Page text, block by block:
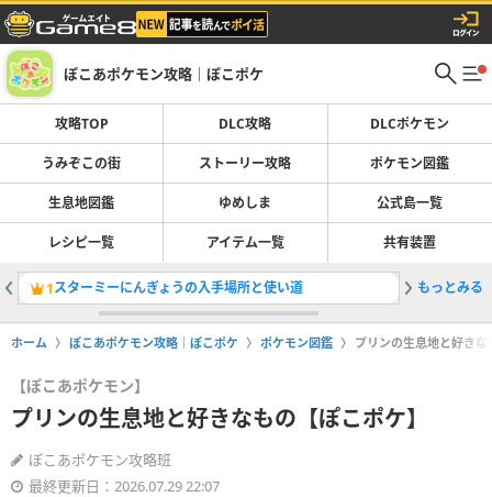
ぽこあポケモン攻略｜ぽこポケ
攻略TOP DLC攻略 DLCポケモン
うみぞこの街 ストーリー攻略 ポケモン図鑑
生息地図鑑 ゆめしま 公式島一覧
レシピ一覧 アイテム一覧 共有装置
1スターミーにんぎょうの入手場所と使い道 2ブクブ
もっとみる
ホーム ぽこあポケモン攻略｜ぽこポケ ポケモン図鑑 プリンの生息地と好き
【ぽこあポケモン】
プリンの生息地と好きなもの【ぽこポケ】
ぽこあポケモン攻略班
最終更新日：2026.07.29 22:07